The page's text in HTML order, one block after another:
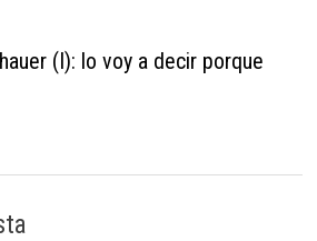
(I): lo voy a decir porque